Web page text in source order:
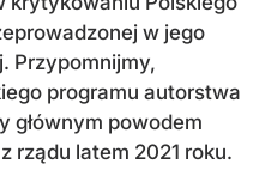
w jego
Przypomnijmy,
programu autorstwa
głównym powodem
rządu latem 2021 roku.